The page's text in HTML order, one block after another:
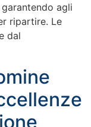
agli
ripartire. Le
dal